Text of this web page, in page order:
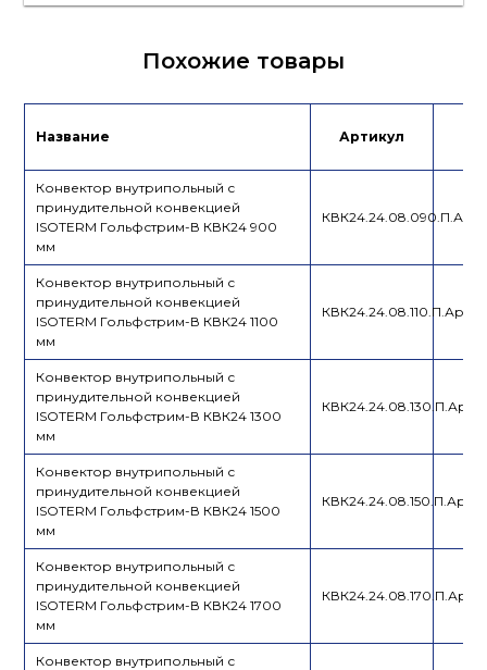
Декларация
Каталог
Инструкция
Похожие товары
Название Артикул
Конвектор внутрипольный с
принудительной конвекцией
ISOTERM Гольфстрим-В КВК24 900
мм
Конвектор внутрипольный с
принудительной конвекцией
ISOTERM Гольфстрим-В КВК24 1100
мм
КВК24.24.08.110.П.Ар.Ал
Конвектор внутрипольный с
принудительной конвекцией
ISOTERM Гольфстрим-В КВК24 1300
мм
Конвектор внутрипольный с
принудительной конвекцией
ISOTERM Гольфстрим-В КВК24 1500
мм
Конвектор внутрипольный с
принудительной конвекцией
ISOTERM Гольфстрим-В КВК24 1700
мм
Конвектор внутрипольный с